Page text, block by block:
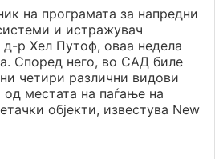
на програмата за напредни
и истражувач
р Хел Путоф, оваа недела
Според него, во САД биле
четири различни видови
местата на паѓање на
објекти, известува New